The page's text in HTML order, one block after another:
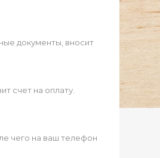
документы, вносит
счет на оплату.
чего на ваш телефон